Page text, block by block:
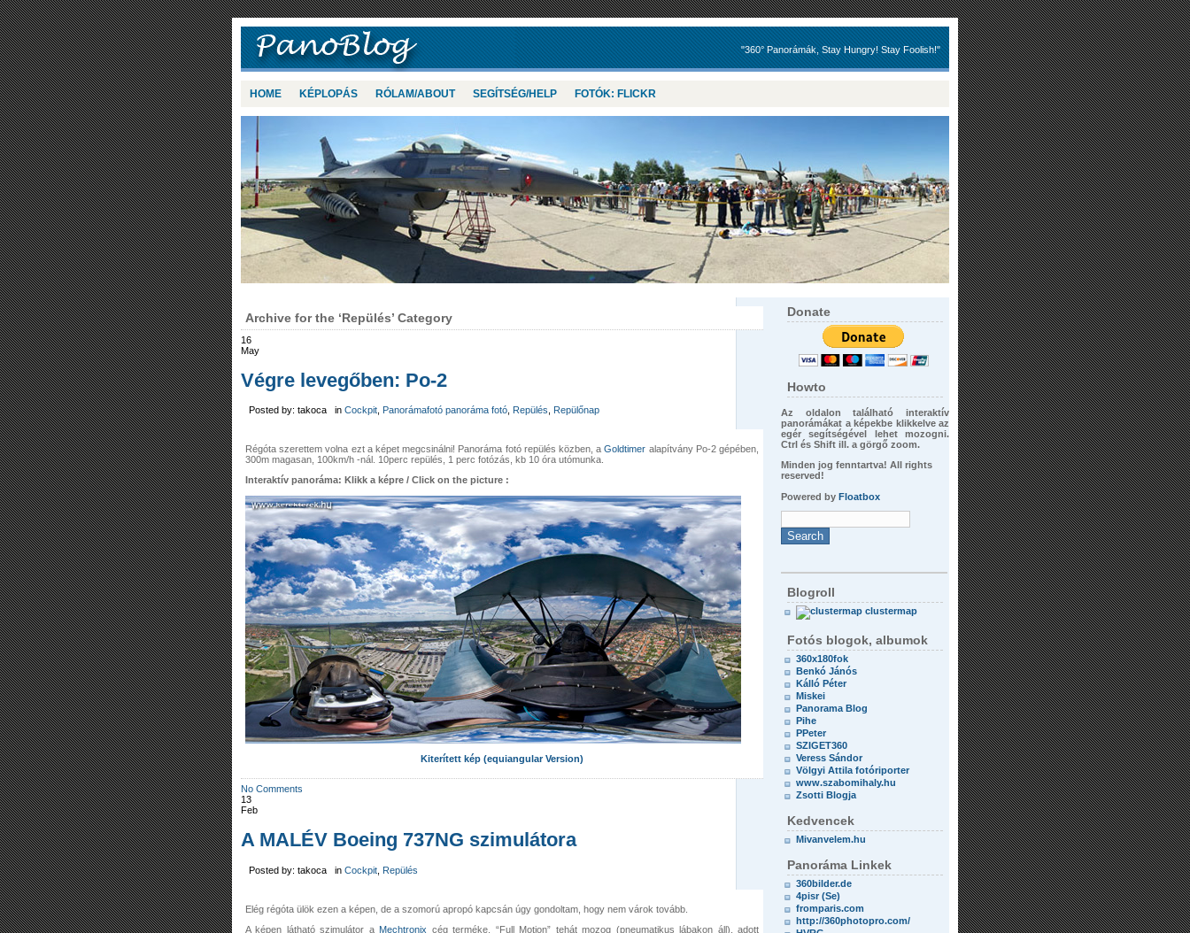
"360° Panorámák, Stay Hungry! Stay Foolish!"
HOME KÉPLOPÁS RÓLAM/ABOUT SEGÍTSÉG/HELP FOTÓK: FLICKR
Archive for the ‘Repülés’ Category
16
May
Végre levegőben: Po-2
Posted by: takoca in Cockpit, Panorámafotó panoráma fotó, Repülés, Repülőnap
Régóta szerettem volna ezt a képet megcsinálni! Panoráma fotó repülés közben, aGoldtimer alapítvány Po-2 gépében,
300m magasan, 100km/h -nál. 10perc repülés, 1 perc fotózás, kb 10 óra utómunka.
Interaktív panoráma: Klikk a képre / Click on the picture :
Kiterített kép (equiangular Version)
No Comments
13
Feb
A MALÉV Boeing 737NG szimulátora
Posted by: takoca in Cockpit Repülés
Elég régóta ülök ezen a képen, de a szomorú apropó kapcsán úgy gondoltam, hogy nem várok tovább.
A képen látható szimulátor a Mechtronix cég terméke. “Full Motion” tehát mozog (pneumatikus lábakon áll), adott
Donate
Howto
Az oldalon található interaktív
panorámákat a képekbe klikkelve az
egér segítségével lehet mozogni.
Ctrl és Shift ill. a görgő zoom.
Minden jog fenntartva! All rights
reserved!
Powered by Floatbox
Blogroll
clustermap
Fotós blogok, albumok
360x180fok
Benkó Jánós
Kálló Péter
Miskei
Panorama Blog
Pihe
PPeter
SZIGET360
Veress Sándor
Völgyi Attila fotóriporter
www.szabomihaly.hu
Zsotti Blogja
Kedvencek
Mivanvelem.hu
Panoráma Linkek
360bilder.de
4pisr (Se)
fromparis.com
http://360photopro.com/